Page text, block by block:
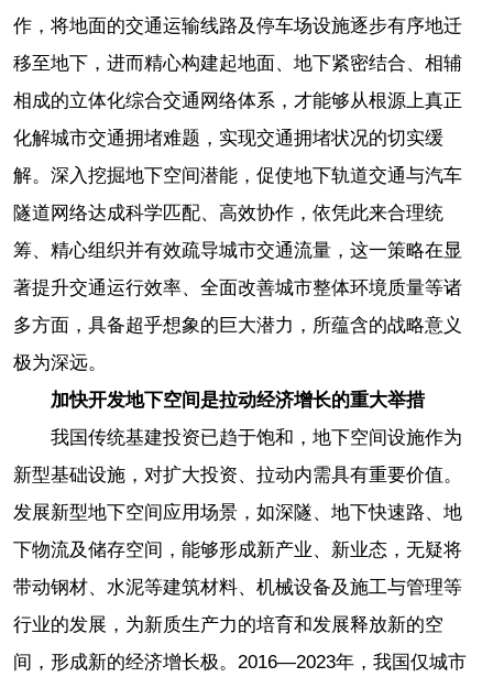
作，将地面的交通运输线路及停车场设施逐步有序地迁
移至地下，进而精心构建起地面、地下紧密结合、相辅
相成的立体化综合交通网络体系，才能够从根源上真正
化解城市交通拥堵难题，实现交通拥堵状况的切实缓
解。深入挖掘地下空间潜能，促使地下轨道交通与汽车
隧道网络达成科学匹配、高效协作，依凭此来合理统
筹、精心组织并有效疏导城市交通流量，这一策略在显
著提升交通运行效率、全面改善城市整体环境质量等诸
多方面，具备超乎想象的巨大潜力，所蕴含的战略意义
极为深远。
加快开发地下空间是拉动经济增长的重大举措
我国传统基建投资已趋于饱和，地下空间设施作为
新型基础设施，对扩大投资、拉动内需具有重要价值。
发展新型地下空间应用场景，如深隧、地下快速路、地
下物流及储存空间，能够形成新产业、新业态，无疑将
带动钢材、水泥等建筑材料、机械设备及施工与管理等
行业的发展，为新质生产力的培育和发展释放新的空
间，形成新的经济增长极。2016—2023年，我国仅城市